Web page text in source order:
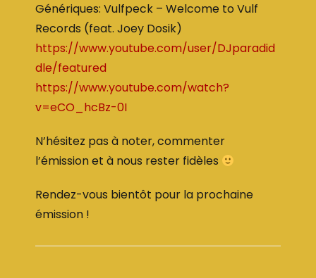
Génériques: Vulfpeck – Welcome to Vulf
Records (feat. Joey Dosik)
https://www.youtube.com/user/DJparadid
dle/featured
https://www.youtube.com/watch?
v=eCO_hcBz-0I
N’hésitez pas à noter, commenter
l’émission et à nous rester fidèles
Rendez-vous bientôt pour la prochaine
émission !